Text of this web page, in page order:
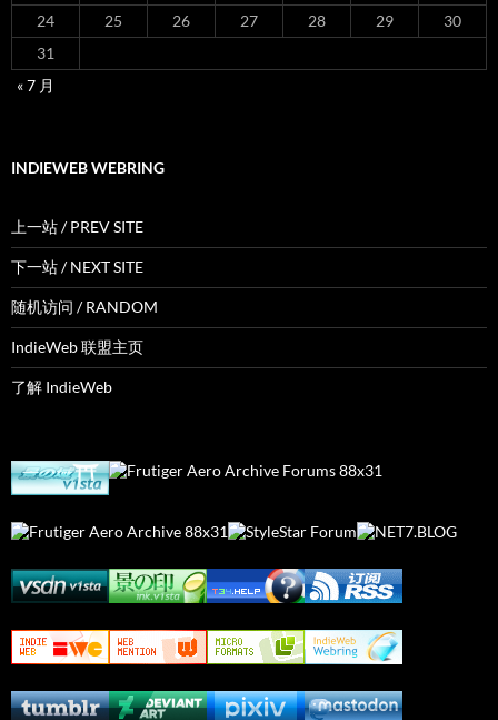
24
25 26 27 28 29
30
31
« 7 月
INDIEWEB WEBRING
上一站 / PREV SITE
下一站 / NEXT SITE
随机访问 / RANDOM
IndieWeb 联盟主页
了解 IndieWeb